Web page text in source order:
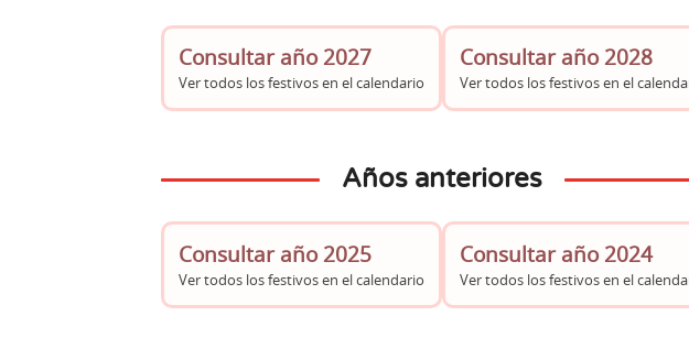
Consultar año 2027
Ver todos los festivos en el calendario
Consultar año 2028
Ver todos los festivos en el
Años anteriores
Consultar año 2025
Ver todos los festivos en el calendario
Consultar año 2024
Ver todos los festivos en el